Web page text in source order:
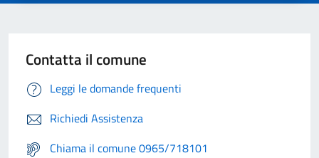
Contatta il comune
Leggi le domande frequenti
Richiedi Assistenza
Chiama il comune 0965/718101